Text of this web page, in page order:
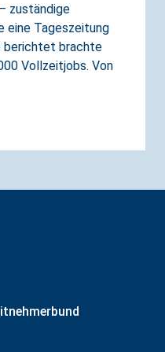
zuständige
eine Tageszeitung
berichtet brachte
Vollzeitjobs. Von